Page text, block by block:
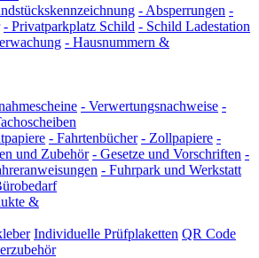
- Absperrungen -
- Privatparkplatz Schild - Schild Ladestation
- Hausnummern &
- Verwertungsnachweise -
- Fahrtenbücher - Zollpapiere -
und Zubehör - Gesetze und Vorschriften -
- Fuhrpark und Werkstatt
&
Individuelle Prüfplaketten QR Code